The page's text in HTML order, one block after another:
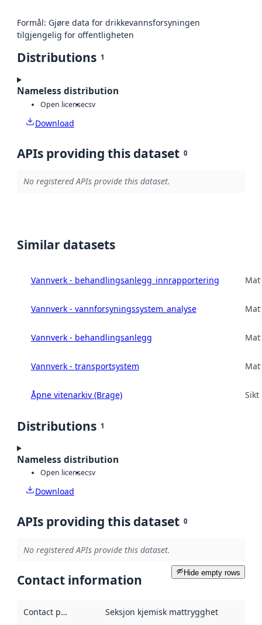
Formål: Gjøre data for drikkevannsforsyningen
tilgjengelig for offentligheten
Distributions 1
Nameless distribution
Open licensecsv
Download
APIs providing this dataset 0
No registered APIs provide this dataset.
Similar datasets
Vannverk - behandlingsanlegg_innrapportering
Vannverk - vannforsyningssystem_analyse
Vannverk - behandlingsanlegg
Vannverk - transportsystem
Åpne vitenarkiv (Brage) Sikt
Distributions 1
Nameless distribution
Open licensecsv
Download
APIs providing this dataset 0
No registered APIs provide this dataset.
Hide empty rows
Contact information
Contact point Seksjon kjemisk mattrygghet